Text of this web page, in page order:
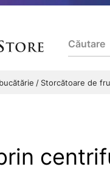
Storcătoare de